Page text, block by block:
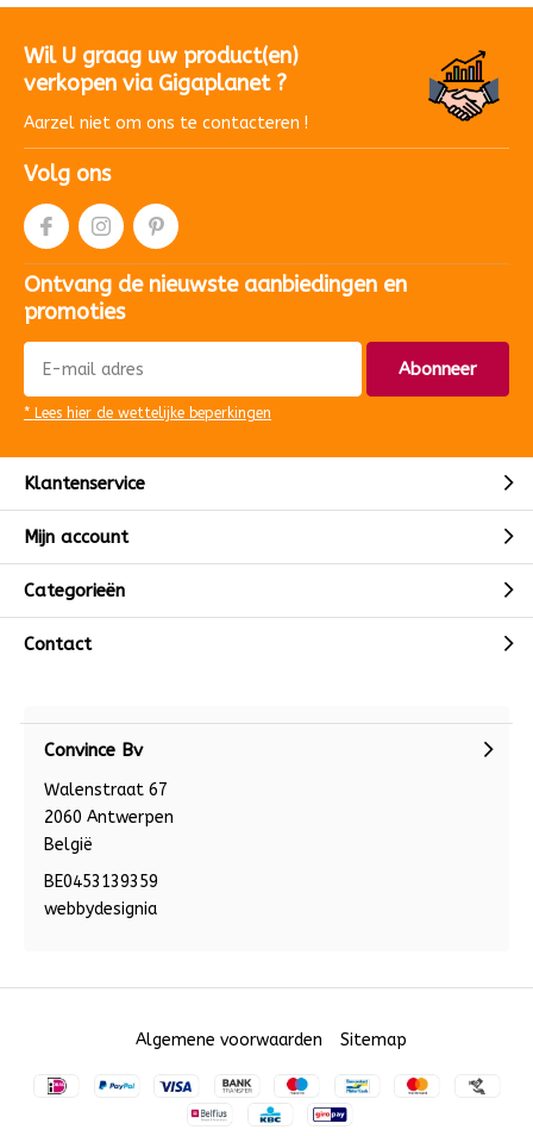
Wil U graag uw product(en)
verkopen via Gigaplanet ?
Aarzel niet om ons te contacteren !
Volg ons
Ontvang de nieuwste aanbiedingen en
promoties
Abonneer
* Lees hier de wettelijke beperkingen
Klantenservice
Mijn account
Categorieën
Contact
Convince Bv
Walenstraat 67
2060 Antwerpen
België
BE0453139359
webbydesignia
Algemene voorwaarden Sitemap